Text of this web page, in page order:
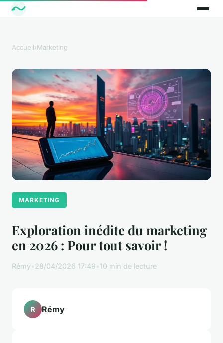
Accueil›Marketing
MARKETING
Exploration inédite du marketing
en 2026 : Pour tout savoir !
Rémy•28/04/2026 17:49•10 min de lecture
R Rémy